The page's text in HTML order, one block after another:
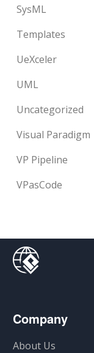
SysML
Templates
UeXceler
UML
Uncategorized
Visual Paradigm
VP Pipeline
VPasCode
Company
About Us